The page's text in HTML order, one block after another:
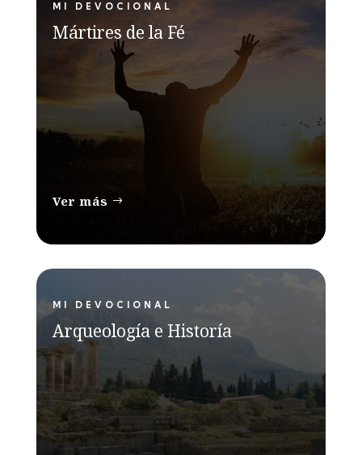
MI DEVOCIONAL
Mártires de la Fé
Ver más
MI DEVOCIONAL
Arqueología e Historía